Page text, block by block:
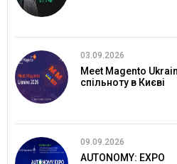
03.09.2026
Meet Magento
спільноту в Києві
09.09.2026
AUTONOMY: EXPO